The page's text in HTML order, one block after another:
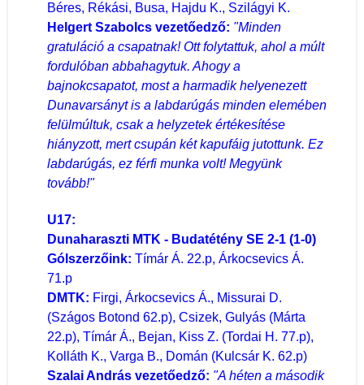
Béres, Rékási, Busa, Hajdu K., Szilágyi K.
Helgert Szabolcs vezetőedző: "Minden
gratuláció a csapatnak! Ott folytattuk, ahol a múlt
fordulóban abbahagytuk. Ahogy a
bajnokcsapatot, most a harmadik helyenezett
Dunavarsányt is a labdarúgás minden elemében
felülmúltuk, csak a helyzetek értékesítése
hiányzott, mert csupán két kapufáig jutottunk. Ez
labdarúgás, ez férfi munka volt! Megyünk
tovább!"
U17:
Dunaharaszti MTK - Budatétény SE 2-1 (1-0)
Gólszerzőink: Tímár Á. 22.p, Árkocsevics Á.
71.p
DMTK: Firgi, Árkocsevics Á., Missurai D.
(Szágos Botond 62.p), Csizek, Gulyás (Márta
22.p), Tímár Á., Bejan, Kiss Z. (Tordai H. 77.p),
Kolláth K., Varga B., Domán (Kulcsár K. 62.p)
Szalai András vezetőedző: "A héten a második